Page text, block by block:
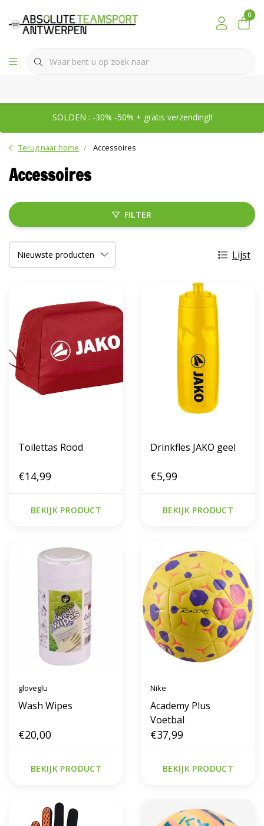
0
SOLDEN : -30% -50% + gratis verzending!!
Terug naar home Accessoires
Accessoires
FILTER
Lijst
Toilettas Rood
€14,99
BEKIJK PRODUCT
Drinkfles JAKO geel
€5,99
BEKIJK PRODUCT
gloveglu
Wash Wipes
€20,00
BEKIJK PRODUCT
Nike
Academy Plus
Voetbal
€37,99
BEKIJK PRODUCT